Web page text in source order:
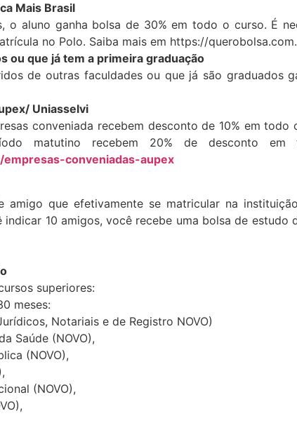
Mais Brasil
o aluno ganha bolsa de 30% em todo o curso. É
no Polo. Saiba mais em https://
ou que já tem a primeira graduação
de outras faculdades ou que já são graduados
Uniasselvi
conveniada recebem desconto de 10% em
matutino recebem 20% de desconto
conveniadas-aupex
amigo que efetivamente se matricular na
indicar 10 amigos, você recebe uma bolsa de
superiores:
meses:
Notariais e de Registro NOVO)
Saúde (NOVO),
(NOVO),
(NOVO),